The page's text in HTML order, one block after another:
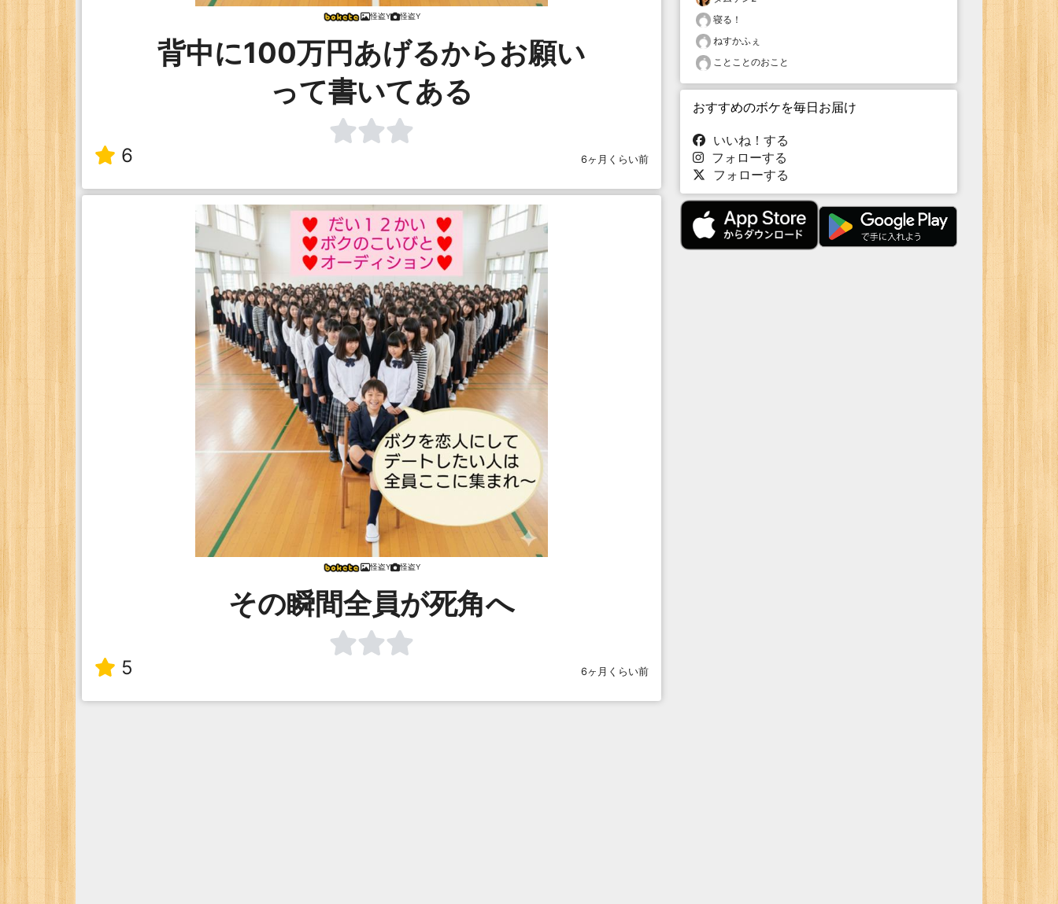
怪盗Y 怪盗Y
背中に100万円あげるからお願い
って書いてある
6 6ヶ月くらい前
怪盗Y 怪盗Y
その瞬間全員が死角へ
5 6ヶ月くらい前
寝る！
ねすかふぇ
ことことのおこと
おすすめのボケを毎日お届け
いいね！する
フォローする
フォローする